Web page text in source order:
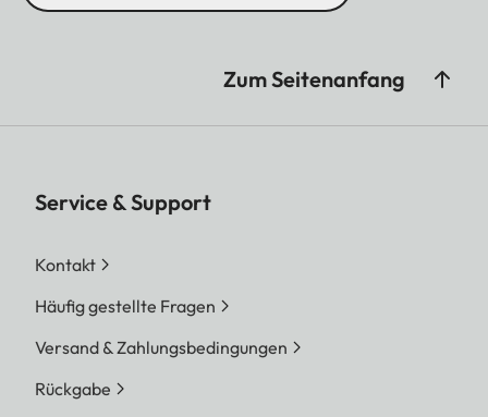
Zum Seitenanfang
Service & Support
Kontakt
Häufig gestellte Fragen
Versand & Zahlungsbedingungen
Rückgabe